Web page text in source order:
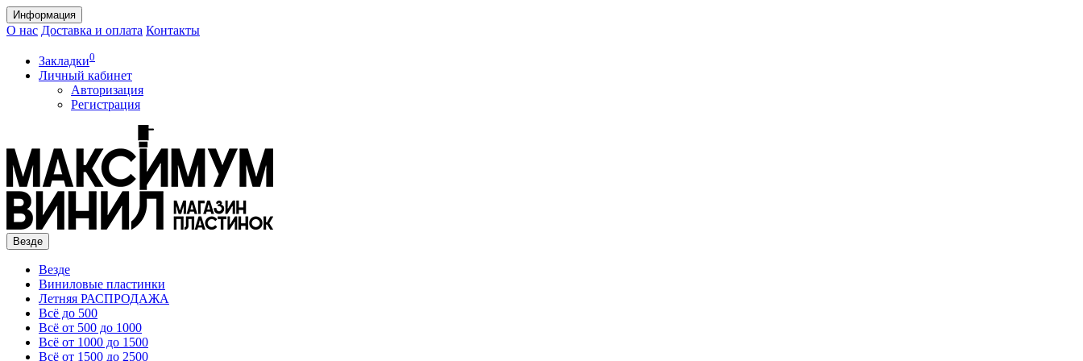
Информация
О нас Доставка и оплата Контакты
Закладки0
Личный кабинет
Авторизация
Регистрация
Везде
Везде
Виниловые пластинки
Летняя РАСПРОДАЖА
Всё до 500
Всё от 500 до 1000
Всё от 1000 до 1500
Всё от 1500 до 2500